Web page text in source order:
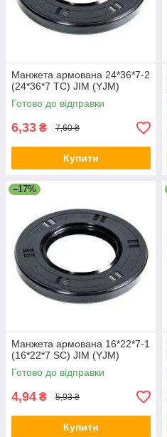
Манжета армована 24*36*7-2
(24*36*7 TC) JIM (YJM)
Готово до відправки
6,33 ₴ 7,60 ₴
Купити
–17%
Манжета армована 16*22*7-1
(16*22*7 SC) JIM (YJM)
Готово до відправки
4,94 ₴ 5,93 ₴
Купити